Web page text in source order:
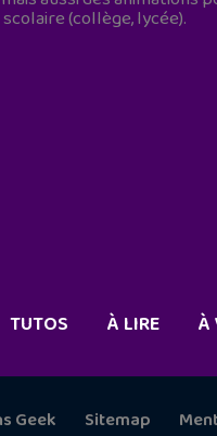
(collège, lycée).
TUTOS À LIRE À
Geek Sitemap